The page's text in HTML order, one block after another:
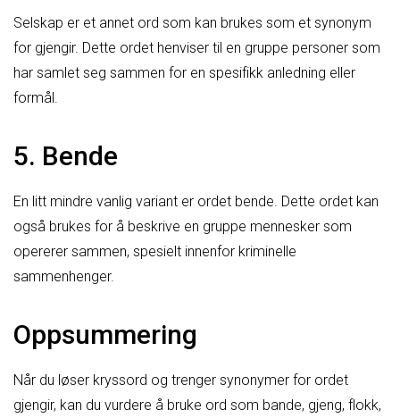
Selskap er et annet ord som kan brukes som et synonym
for gjengir. Dette ordet henviser til en gruppe personer som
har samlet seg sammen for en spesifikk anledning eller
formål.
5. Bende
En litt mindre vanlig variant er ordet bende. Dette ordet kan
også brukes for å beskrive en gruppe mennesker som
opererer sammen, spesielt innenfor kriminelle
sammenhenger.
Oppsummering
Når du løser kryssord og trenger synonymer for ordet
gjengir, kan du vurdere å bruke ord som bande, gjeng, flokk,